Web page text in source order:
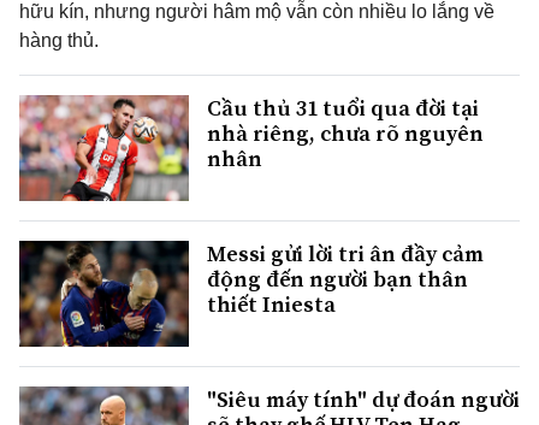
hữu kín, nhưng người hâm mộ vẫn còn nhiều lo lắng về
hàng thủ.
Cầu thủ 31 tuổi qua đời tại
nhà riêng, chưa rõ nguyên
nhân
Messi gửi lời tri ân đầy cảm
động đến người bạn thân
thiết Iniesta
"Siêu máy tính" dự đoán người